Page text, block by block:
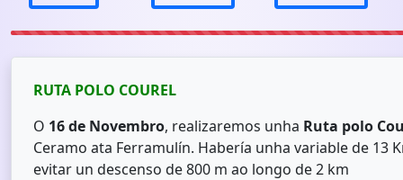
RUTA POLO COUREL
O 16 de Novembro, realizaremos unha Ruta polo
Ceramo ata Ferramulín. Habería unha variable de 13
evitar un descenso de 800 m ao longo de 2 km